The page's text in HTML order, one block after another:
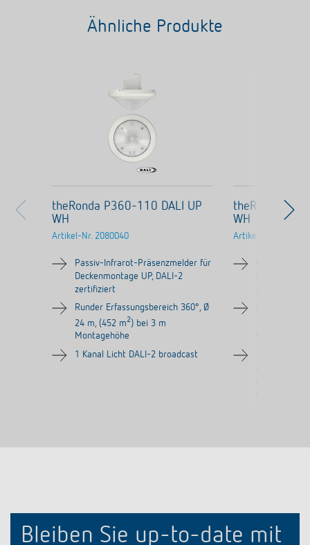
Ähnliche Produkte
theRonda P360-110 DALI UP
WH
Artikel-Nr. 2080040
Passiv-Infrarot-Präsenzmelder für
Deckenmontage UP, DALI-2
zertifiziert
Runder Erfassungsbereich 360°, Ø
24 m, (452 m2) bei 3 m
Montagehöhe
1 Kanal Licht DALI-2 broadcast
theRonda
WH
Artikel-Nr.
Bleiben Sie up-to-date mit